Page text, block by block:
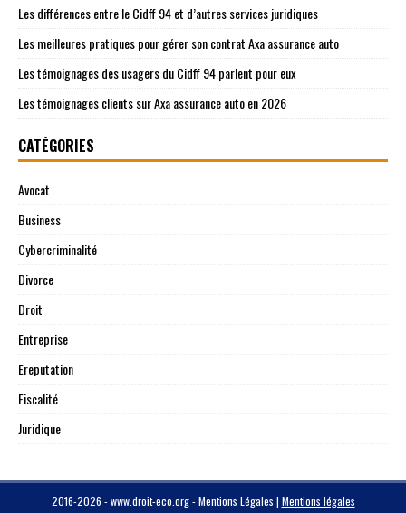
Les différences entre le Cidff 94 et d’autres services juridiques
Les meilleures pratiques pour gérer son contrat Axa assurance auto
Les témoignages des usagers du Cidff 94 parlent pour eux
Les témoignages clients sur Axa assurance auto en 2026
CATÉGORIES
Avocat
Business
Cybercriminalité
Divorce
Droit
Entreprise
Ereputation
Fiscalité
Juridique
2016-2026 - www.droit-eco.org - Mentions Légales | Mentions légales